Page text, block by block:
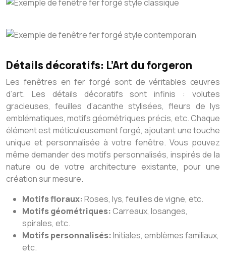
Détails décoratifs: L’Art du forgeron
Les fenêtres en fer forgé sont de véritables œuvres
d’art. Les détails décoratifs sont infinis : volutes
gracieuses, feuilles d’acanthe stylisées, fleurs de lys
emblématiques, motifs géométriques précis, etc. Chaque
élément est méticuleusement forgé, ajoutant une touche
unique et personnalisée à votre fenêtre. Vous pouvez
même demander des motifs personnalisés, inspirés de la
nature ou de votre architecture existante, pour une
création sur mesure.
Motifs floraux:Roses, lys, feuilles de vigne, etc.
Motifs géométriques:Carreaux, losanges,
spirales, etc.
Motifs personnalisés:Initiales, emblèmes familiaux,
etc.